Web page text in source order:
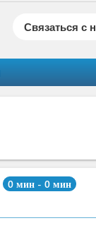
Связаться с
0 мин - 0 мин